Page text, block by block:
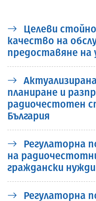
Целеви
качество на
предоставяне на
планиране и
радиочестотен
България
Регулаторна
на
граждански нужди
Регулаторна